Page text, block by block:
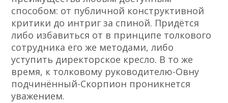
способом: от публичной конструктивной
критики до интриг за спиной. Придётся
либо избавиться от в принципе толкового
сотрудника его же методами, либо
уступить директорское кресло. В то же
время, к толковому руководителю-Овну
подчинённый-Скорпион проникнется
уважением.